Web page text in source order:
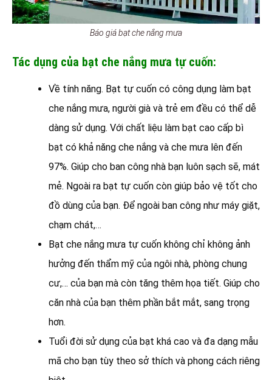
Báo giá bạt che nắng mưa
Tác dụng của bạt che nắng mưa tự cuốn:
Về tính năng. Bạt tự cuốn có công dụng làm bạt
che nắng mưa, người già và trẻ em đều có thể dễ
dàng sử dụng. Với chất liệu làm bạt cao cấp bì
bạt có khả năng che nắng và che mưa lên đến
97%. Giúp cho ban công nhà bạn luôn sạch sẽ, mát
mẻ. Ngoài ra bạt tự cuốn còn giúp bảo vệ tốt cho
đồ dùng của bạn. Để ngoài ban công như máy giặt,
chạm chát,…
Bạt che nắng mưa tự cuốn không chỉ không ảnh
hưởng đến thẩm mỹ của ngôi nhà, phòng chung
cư,… của bạn mà còn tăng thêm họa tiết. Giúp cho
căn nhà của bạn thêm phần bắt mắt, sang trọng
hơn.
Tuổi đời sử dụng của bạt khá cao và đa dạng mẫu
mã cho bạn tùy theo sở thích và phong cách riêng